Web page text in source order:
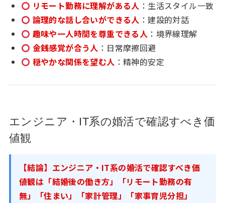
リモート勤務に理解がある人 ：生活スタイル一致
論理的な話し合いができる人 ：建設的対話
趣味や一人時間を尊重できる人 ：境界線理解
金銭感覚が合う人 ：日常摩擦回避
穏やかな関係を望む人 ：精神的安定
エンジニア・IT系の婚活で確認すべき価
値観
【結論】エンジニア・IT系の婚活で確認すべき価
値観は「結婚後の働き方」「リモート勤務の有
無」「住まい」「家計管理」「家事育児分担」